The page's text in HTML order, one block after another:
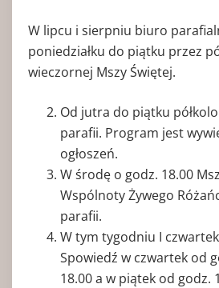
W lipcu i sierpniu biuro
poniedziałku do piątku przez
wieczornej Mszy Świętej.
Od jutra do piątku
parafii. Program jest
ogłoszeń.
W środę o godz. 18.00
Wspólnoty Żywego
parafii.
W tym tygodniu I
Spowiedź w czwartek od
18.00 a w piątek od godz.